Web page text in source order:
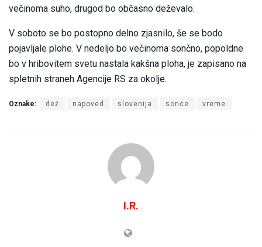
večinoma suho, drugod bo občasno deževalo.
V soboto se bo postopno delno zjasnilo, še se bodo
pojavljale plohe. V nedeljo bo večinoma sončno, popoldne
bo v hribovitem svetu nastala kakšna ploha, je zapisano na
spletnih straneh Agencije RS za okolje.
Oznake: dež napoved slovenija sonce vreme
I.R.